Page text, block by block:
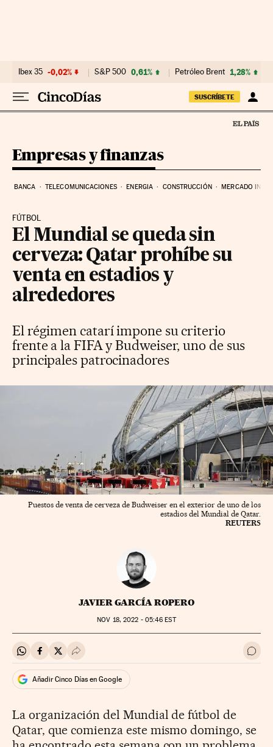
Ibex 35 -0,02% S&P 500 0,61% Petróleo Brent 1,28%
SUSCRÍBETE
Empresas y finanzas
BANCA TELECOMUNICACIONES ENERGIA CONSTRUCCIÓN MERCADO
FÚTBOL
El Mundial se queda sin
cerveza: Qatar prohíbe su
venta en estadios y
alrededores
El régimen catarí impone su criterio
frente a la FIFA y Budweiser, uno de sus
principales patrocinadores
Puestos de venta de cerveza de Budweiser en el exterior de uno de los
estadios del Mundial de Qatar.
REUTERS
JAVIER GARCÍA ROPERO
NOV 18, 2022 - 05:46 EST
Compartir en Whatsapp
Compartir en Facebook
Compartir en Twitter
Desplegar Redes Sociales Ir a
Añadir Cinco Días en Google
La organización del Mundial de fútbol de
Qatar, que comienza este mismo domingo, se